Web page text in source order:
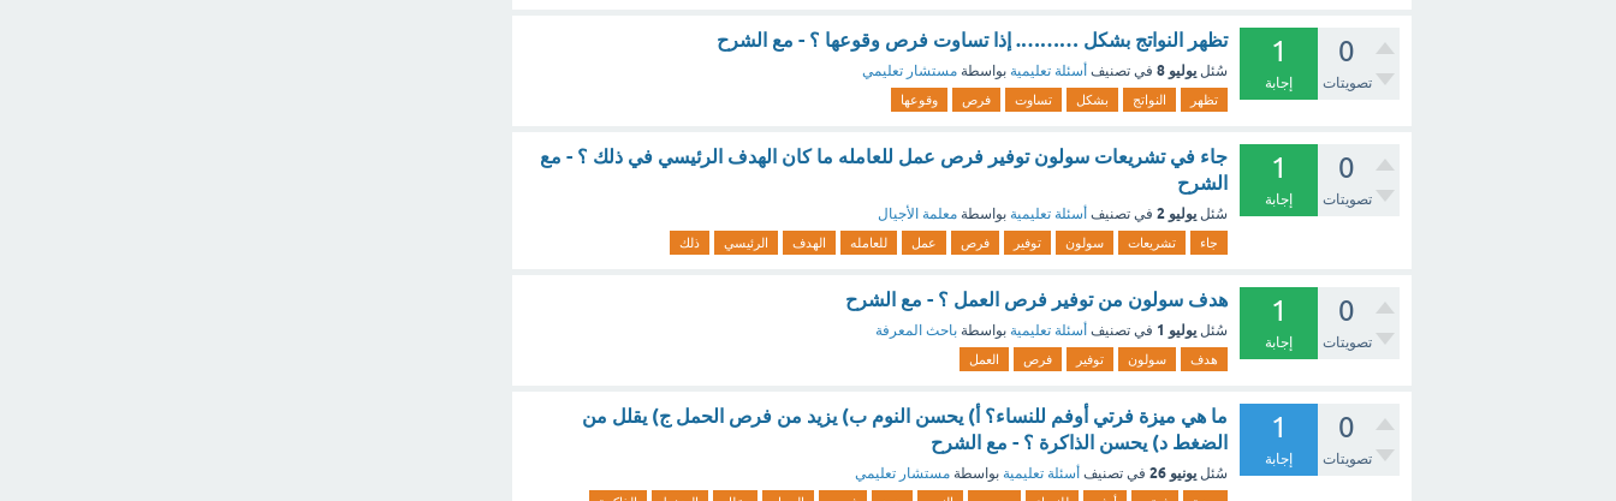
0
تصويتات
1
إجابة
تظهر النواتج بشكل ………. إذا تساوت فرص وقوعها ؟ - مع الشرح
سُئل يوليو 8 في تصنيف أسئلة تعليمية بواسطة مستشار تعليمي
تظهر النواتج بشكل تساوت فرص وقوعها
0
تصويتات
1
إجابة
جاء في تشريعات سولون توفير فرص عمل للعامله ما كان الهدف الرئيسي في ذلك ؟ - مع
الشرح
سُئل يوليو 2 في تصنيف أسئلة تعليمية بواسطة معلمة الأجيال
جاء تشريعات سولون توفير فرص عمل للعامله الهدف الرئيسي ذلك
0
تصويتات
1
إجابة
هدف سولون من توفير فرص العمل ؟ - مع الشرح
سُئل يوليو 1 في تصنيف أسئلة تعليمية بواسطة باحث المعرفة
هدف سولون توفير فرص العمل
0
تصويتات
1
إجابة
ما هي ميزة فرتي أوفم للنساء؟ أ) يحسن النوم ب) يزيد من فرص الحمل ج) يقلل من
الضغط د) يحسن الذاكرة ؟ - مع الشرح
سُئل يونيو 26 في تصنيف أسئلة تعليمية بواسطة مستشار تعليمي